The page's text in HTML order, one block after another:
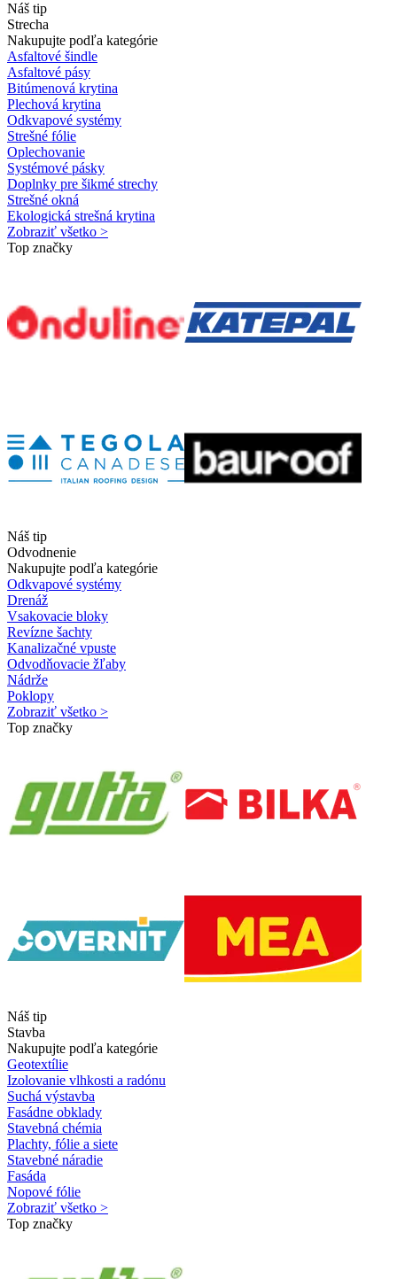
Náš tip
Strecha
Nakupujte podľa kategórie
Asfaltové šindle
Asfaltové pásy
Bitúmenová krytina
Plechová krytina
Odkvapové systémy
Strešné fólie
Oplechovanie
Systémové pásky
Doplnky pre šikmé strechy
Strešné okná
Ekologická strešná krytina
Zobraziť všetko >
Top značky
Náš tip
Odvodnenie
Nakupujte podľa kategórie
Odkvapové systémy
Drenáž
Vsakovacie bloky
Revízne šachty
Kanalizačné vpuste
Odvodňovacie žľaby
Nádrže
Poklopy
Zobraziť všetko >
Top značky
Náš tip
Stavba
Nakupujte podľa kategórie
Geotextílie
Izolovanie vlhkosti a radónu
Suchá výstavba
Fasádne obklady
Stavebná chémia
Plachty, fólie a siete
Stavebné náradie
Fasáda
Nopové fólie
Zobraziť všetko >
Top značky